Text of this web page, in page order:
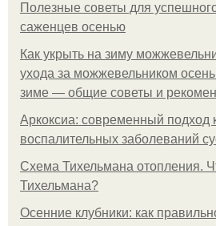
Полезные советы для
саженцев осенью
Как укрыть на зиму
ухода за можжевельником
зиме — общие советы и
Аркоксиа: современный подход
воспалительных заболеваний
Схема Тихельмана отопления.
Тихельмана?
Осенние клубники: как